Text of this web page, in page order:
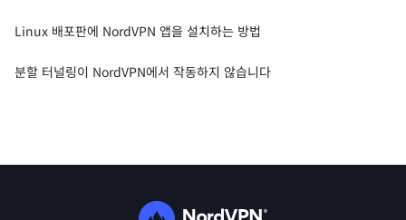
Linux 배포판에 NordVPN 앱을 설치하는 방법
분할 터널링이 NordVPN에서 작동하지 않습니다